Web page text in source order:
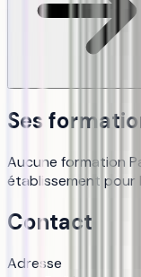
Ses
Aucune formation
établissement pour
Contact
Adresse